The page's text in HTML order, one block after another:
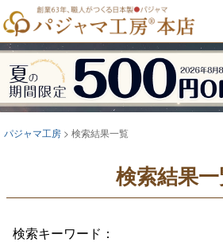
パジャマ工房 検索結果一覧
検索結果
検索キーワード：
並び順
新着順
おすすめ順
レビュー順
検索